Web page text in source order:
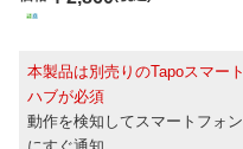
本製品は別売りのTapoスマート
ハブが必須
動作を検知してスマートフォン